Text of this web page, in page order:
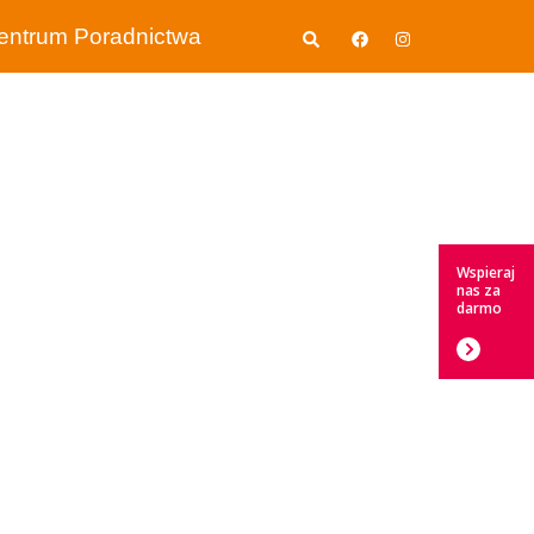
Poradnictwa Wyszukiwanie
Wspieraj
nas za
darmo